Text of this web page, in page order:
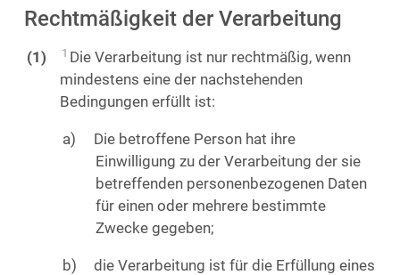
Rechtmäßigkeit der Verarbeitung
1 Die Verarbeitung ist nur rechtmäßig, wenn
mindestens eine der nachstehenden
Bedingungen erfüllt ist:
Die betroffene Person hat ihre
Einwilligung zu der Verarbeitung der sie
betreffenden personenbezogenen Daten
für einen oder mehrere bestimmte
Zwecke gegeben;
die Verarbeitung ist für die Erfüllung eines